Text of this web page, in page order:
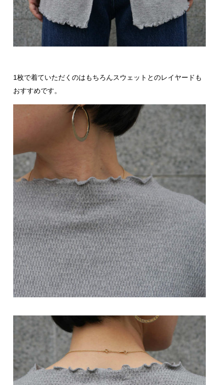
1枚で着ていただくのはもちろんスウェットとのレイヤードも
おすすめです。